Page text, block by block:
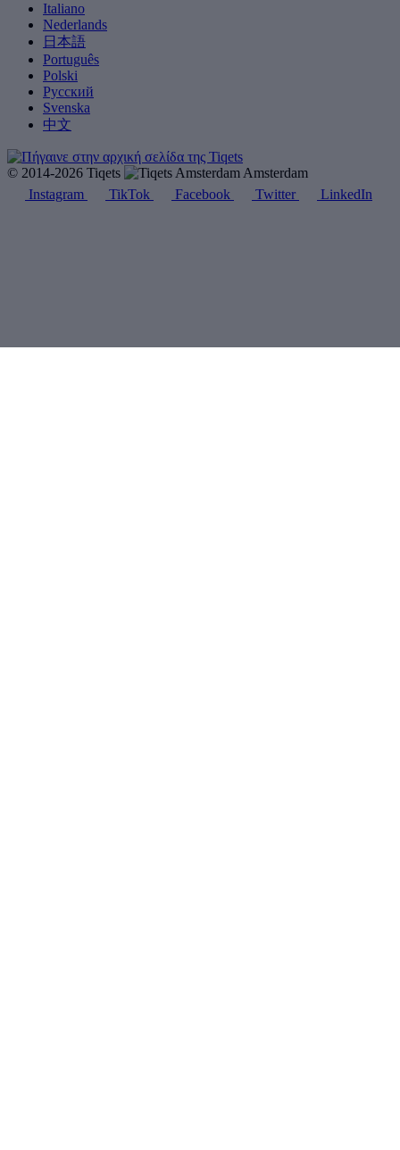
Italiano
Nederlands
日本語
Português
Polski
Русский
Svenska
中文
© 2014-2026 Tiqets
Amsterdam
Instagram
TikTok Facebook Twitter LinkedIn